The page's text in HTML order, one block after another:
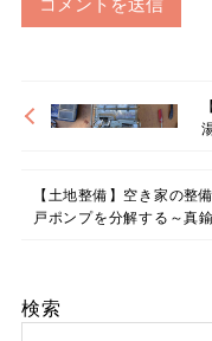
【土地整備】空き家の整
戸ポンプを分解する～真
検索